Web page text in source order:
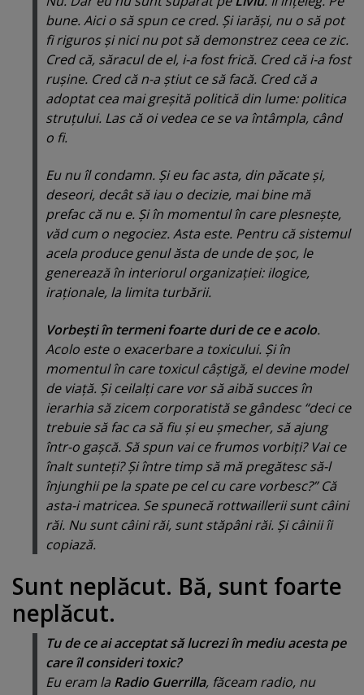
bune. Aici o să spun ce cred. Şi iarăşi, nu o să pot
fi riguros şi nici nu pot să demonstrez ceea ce zic.
Cred că, săracul de el, i-a fost frică. Cred că i-a fost
ruşine. Cred că n-a ştiut ce să facă. Cred că a
adoptat cea mai greşită politică din lume: politica
struţului. Las că oi vedea ce se va întâmpla, când
o fi.
Eu nu îl condamn. Şi eu fac asta, din păcate şi,
deseori, decât să iau o decizie, mai bine mă
prefac că nu e. Şi în momentul în care plesneşte,
văd cum o negociez. Asta este. Pentru că sistemul
acela produce genul ăsta de unde de şoc, le
generează în interiorul organizaţiei: ilogice,
iraţionale, la limita turbării.
Vorbeşti în termeni foarte duri de ce e acolo.
Acolo este o exacerbare a toxicului. Şi în
momentul în care toxicul câştigă, el devine model
de viaţă. Şi ceilalţi care vor să aibă succes în
ierarhia să zicem corporatistă se gândesc “deci ce
trebuie să fac ca să fiu şi eu şmecher, să ajung
într-o gaşcă. Să spun vai ce frumos vorbiţi? Vai ce
înalt sunteţi? Şi între timp să mă pregătesc să-l
înjunghii pe la spate pe cel cu care vorbesc?” Că
asta-i matricea. Se spunecă rottwaillerii sunt câini
răi. Nu sunt câini răi, sunt stăpâni răi. Şi câinii îi
copiază.
Sunt neplăcut. Bă, sunt foarte
neplăcut.
Tu de ce ai acceptat să lucrezi în mediu acesta pe
care îl consideri toxic?
Eu eram la Radio Guerrilla, făceam radio, nu